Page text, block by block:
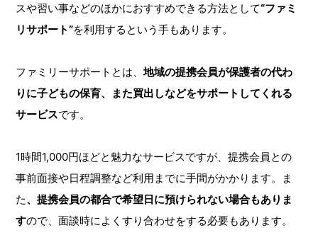
スや習い事などのほかにおすすめできる方法として“ファミ
リサポート”を利用するという手もあります。
ファミリーサポートとは、地域の提携会員が保護者の代わ
りに子どもの保育、また買出しなどをサポートしてくれる
サービスです。
1時間1,000円ほどと魅力なサービスですが、提携会員との
事前面接や日程調整など利用までに手間がかかります。ま
た、提携会員の都合で希望日に預けられない場合もありま
すので、面談時によくすり合わせをする必要もあります。